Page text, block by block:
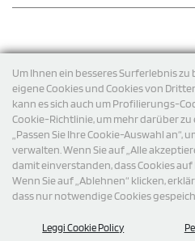
Um Ihnen ein besseres Surferlebnis
eigene Cookies und Cookies von
kann es sich auch um Profilierungs-
Cookie-Richtlinie, um mehr darüber zu
„Passen Sie Ihre Cookie-Auswahl an“,
verwalten. Wenn Sie auf „Alle
damit einverstanden, dass Cookies
Wenn Sie auf „Ablehnen“ klicken,
dass nur notwendige Cookies
Leggi Cookie Policy
Versand
© 2026 StampaSi s.r.l. ALLE